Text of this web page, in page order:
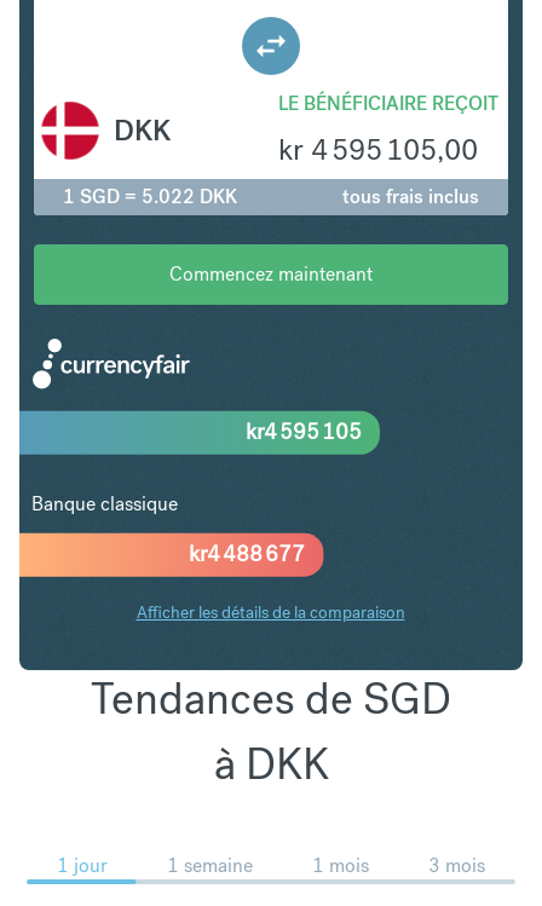
LE BÉNÉFICIAIRE REÇOIT
kr 4 595 105,00
DKK
1 SGD = 5.022 DKK tous frais inclus
Commencez maintenant
kr4 488 677
kr4 595 105
Banque classique
Afficher les détails de la comparaison
Tendances de SGD
à DKK
1 jour 1 semaine 1 mois 3 mois